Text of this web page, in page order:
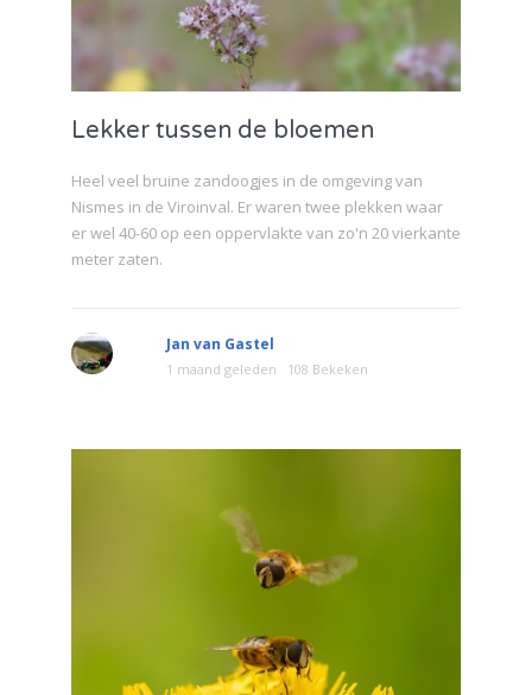
Lekker tussen de bloemen
Heel veel bruine zandoogjes in de omgeving van
Nismes in de Viroinval. Er waren twee plekken waar
er wel 40-60 op een oppervlakte van zo'n 20 vierkante
meter zaten.
Jan van Gastel
1 maand geleden 108 Bekeken